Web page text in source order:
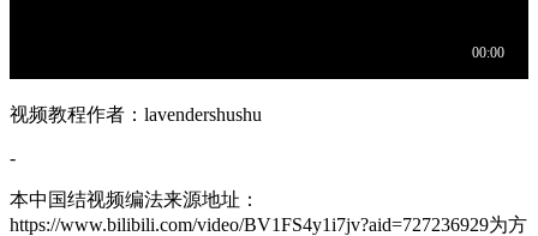
视频教程作者：lavendershushu
-
本中国结视频编法来源地址：
https://www.bilibili.com/video/BV1FS4y1i7jv?aid=727236929为方